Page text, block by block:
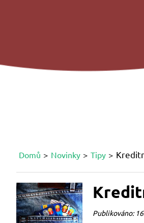
Domů Novinky Tipy
Publikováno: